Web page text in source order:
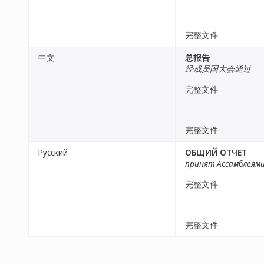
完整文件
中文
总报告
经成员国大会通过
完整文件
完整文件
Русский
ОБЩИЙ ОТЧЕТ
принят
完整文件
完整文件